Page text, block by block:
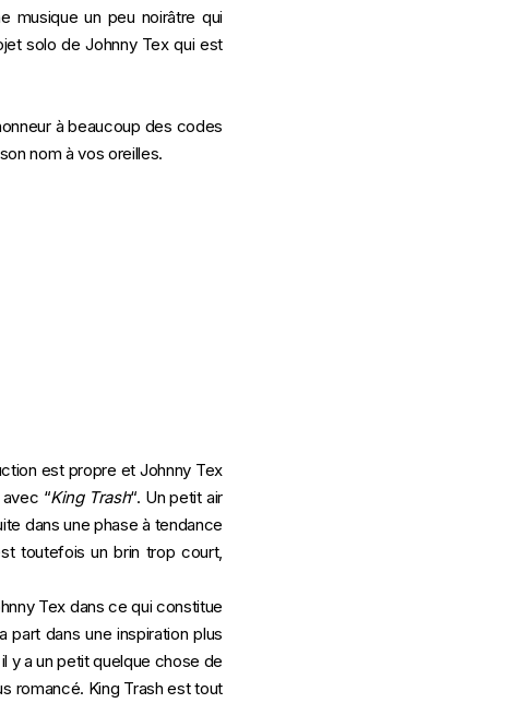
musique un peu noirâtre qui
solo de Johnny Tex qui est
à beaucoup des codes
nom à vos oreilles.
est propre et Johnny Tex
“King Trash“. Un petit air
dans une phase à tendance
toutefois un brin trop court,
Tex dans ce qui constitue
part dans une inspiration plus
y a un petit quelque chose de
romancé. King Trash est tout